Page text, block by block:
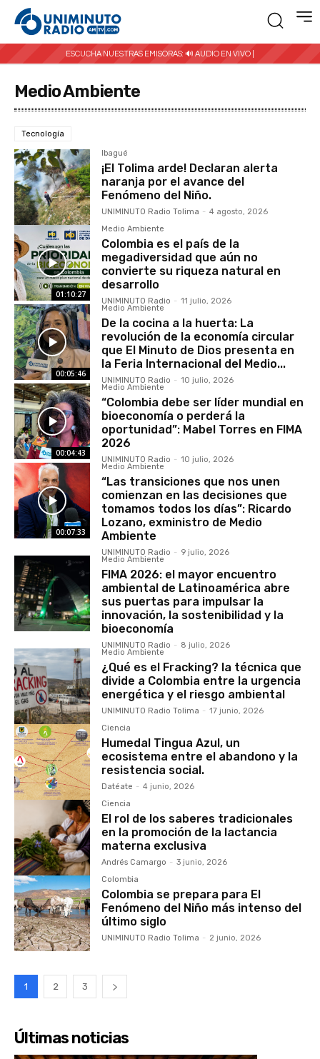
ESCUCHA NUESTRAS EMISORAS: 🔊 AUDIO EN VIVO |
Medio Ambiente
Tecnología
Ibagué
¡El Tolima arde! Declaran alerta
naranja por el avance del
Fenómeno del Niño.
UNIMINUTO Radio Tolima - 4 agosto, 2026
01:10:27
Medio Ambiente
Colombia es el país de la
megadiversidad que aún no
convierte su riqueza natural en
desarrollo
UNIMINUTO Radio - 11 julio, 2026
00:05:46
Medio Ambiente
De la cocina a la huerta: La
revolución de la economía circular
que El Minuto de Dios presenta en
la Feria Internacional del Medio...
UNIMINUTO Radio - 10 julio, 2026
00:04:43
Medio Ambiente
“Colombia debe ser líder mundial en
bioeconomía o perderá la
oportunidad”: Mabel Torres en FIMA
2026
UNIMINUTO Radio - 10 julio, 2026
00:07:33
Medio Ambiente
“Las transiciones que nos unen
comienzan en las decisiones que
tomamos todos los días”: Ricardo
Lozano, exministro de Medio
Ambiente
UNIMINUTO Radio - 9 julio, 2026
Medio Ambiente
FIMA 2026: el mayor encuentro
ambiental de Latinoamérica abre
sus puertas para impulsar la
innovación, la sostenibilidad y la
bioeconomía
UNIMINUTO Radio - 8 julio, 2026
Medio Ambiente
¿Qué es el Fracking? la técnica que
divide a Colombia entre la urgencia
energética y el riesgo ambiental
UNIMINUTO Radio Tolima - 17 junio, 2026
Ciencia
Humedal Tingua Azul, un
ecosistema entre el abandono y la
resistencia social.
Datéate - 4 junio, 2026
Ciencia
El rol de los saberes tradicionales
en la promoción de la lactancia
materna exclusiva
Andrés Camargo - 3 junio, 2026
Colombia
Colombia se prepara para El
Fenómeno del Niño más intenso del
último siglo
UNIMINUTO Radio Tolima - 2 junio, 2026
1 2 3
Últimas noticias